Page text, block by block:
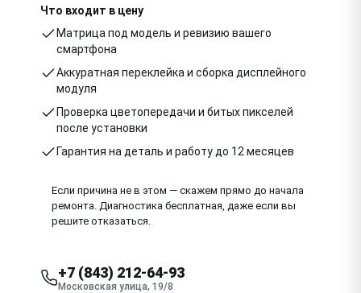
Что входит в цену
Матрица под модель и ревизию вашего
смартфона
Аккуратная переклейка и сборка дисплейного
модуля
Проверка цветопередачи и битых пикселей
после установки
Гарантия на деталь и работу до 12 месяцев
Если причина не в этом — скажем прямо до начала
ремонта. Диагностика бесплатная, даже если вы
решите отказаться.
+7 (843) 212-64-93
Московская улица, 19/8